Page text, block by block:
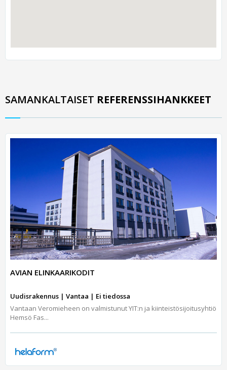
SAMANKALTAISET REFERENSSIHANKKEET
AVIAN ELINKAARIKODIT
Uudisrakennus | Vantaa | Ei tiedossa
Vantaan Veromieheen on valmistunut YIT:n ja kiinteistösijoitusyhtiö
Hemsö Fas...